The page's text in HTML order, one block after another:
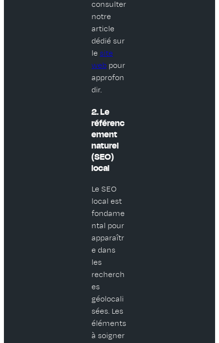
consulter
notre
article
dédié sur
le site
web pour
approfon
dir.
2. Le
référenc
ement
naturel
(SEO)
local
Le SEO
local est
fondame
ntal pour
apparaîtr
e dans
les
recherch
es
géolocali
sées. Les
éléments
à soigner